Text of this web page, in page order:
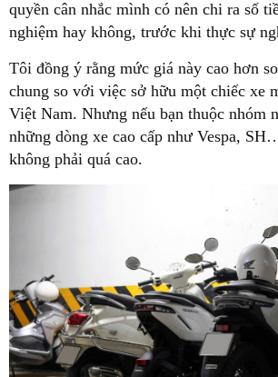
quyền cân nhắc mình có nên chi ra số
nghiệm hay không, trước khi thực sự
Tôi đồng ý rằng mức giá này cao hơn
chung so với việc sở hữu một chiếc xe
Việt Nam. Nhưng nếu bạn thuộc nhóm
những dòng xe cao cấp như Vespa,
không phải quá cao.